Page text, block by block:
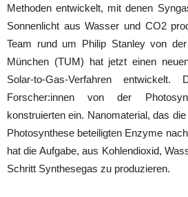
Methoden entwickelt, mit denen
Sonnenlicht aus Wasser und CO2
Team rund um Philip Stanley von
München (TUM) hat jetzt einen
Solar-to-Gas-Verfahren
Forscher:innen von der
konstruierten ein. Nanomaterial, das
Photosynthese beteiligten Enzyme
hat die Aufgabe, aus Kohlendioxid,
Schritt Synthesegas zu produzieren.